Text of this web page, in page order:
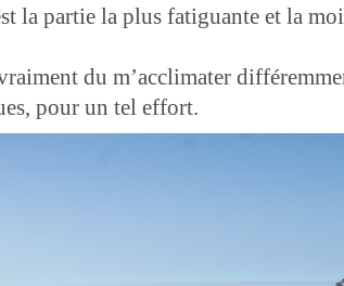
la partie la plus fatiguante et la
du m’acclimater
pour un tel effort.